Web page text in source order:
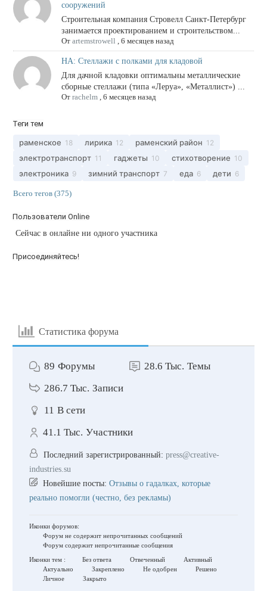
сооружений
Строительная компания Стровелл Санкт-Петербург
занимается проектированием и строительством...
От artemstrowell , 6 месяцев назад
НА: Стеллажи с полками для кладовой
Для дачной кладовки оптимальны металлические
сборные стеллажи (типа «Леруа», «Металлист») ...
От rachelm, 6 месяцев назад
Теги тем
раменское 18 лирика 12 раменский район 12
электротранспорт 11 гаджеты 10 стихотворение 10
электроника 9 зимний транспорт 7 еда 6 дети 6
Всего тегов (375)
Пользователи Online
Сейчас в онлайне ни одного участника
Присоединяйтесь!
Статистика форума
89 Форумы 28.6 Тыс. Темы
286.7 Тыс. Записи
11 В сети
41.1 Тыс. Участники
Последний зарегистрированный: press@creative-
industries.su
Новейшие посты: Отзывы о гадалках, которые
реально помогли (честно, без рекламы)
Иконки форумов:
Форум не содержит непрочитанных сообщений
Форум содержит непрочитанные сообщения
Иконки тем :
Без ответа Отвеченный
Активный
Актуально
Закреплено Не одобрен
Решено
Личное
Закрыто